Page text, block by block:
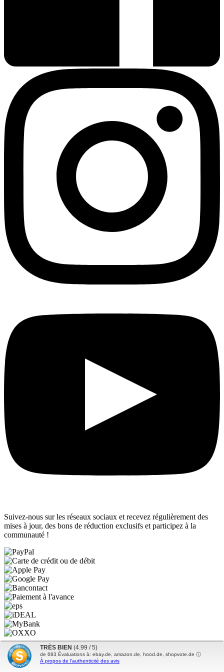
Suivez-nous sur les réseaux sociaux et recevez régulièrement des
mises à jour, des bons de réduction exclusifs et participez à la
communauté !
Mentions légales
Conditions générales de vente
Politique de confidentialité
TRÈS BIEN (4.99 / 5)
de 683 Évaluations à: ebay.de, amazon.de, hood.de, shopvote.de ⓘ
À propos de l'authenticité des avis